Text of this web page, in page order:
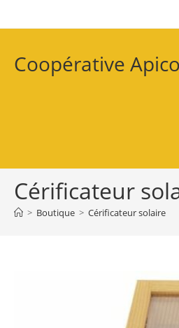
Coopérative
Cérificateur
> Boutique > Cérificateur solaire